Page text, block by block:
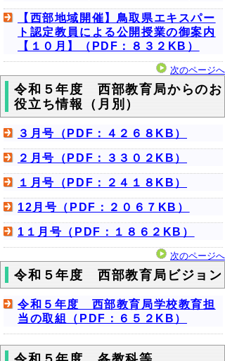
【西部地域開催】鳥取県エキスパー
ト認定教員による公開授業の御案内
【１０月】（PDF：８３２KB）
次のページへ
令和５年度 西部教育局からのお
役立ち情報（月別）
３月号（PDF：４２６８KB）
２月号（PDF：３３０２KB）
１月号（PDF：２４１８KB）
12月号（PDF：２０６７KB）
1１月号（PDF：１８６２KB）
次のページへ
令和５年度 西部教育局ビジョン
令和５年度 西部教育局学校教育担
当の取組（PDF：６５２KB）